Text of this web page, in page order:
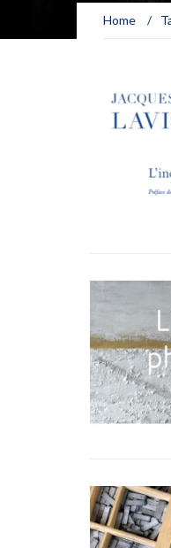
Home /